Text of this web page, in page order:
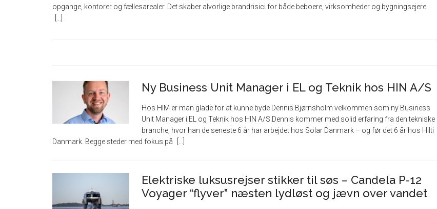
opgange, kontorer og fællesarealer. Det skaber alvorlige brandrisici for både beboere, virksomheder og bygningsejere.
Ny Business Unit Manager i EL og Teknik hos HIN A/S
Hos HIM er man glade for at kunne byde Dennis Bjørnsholm velkommen som ny Business
Unit Manager i EL og Teknik hos HIN A/S.Dennis kommer med solid erfaring fra den tekniske
branche, hvor han de seneste 6 år har arbejdet hos Solar Danmark – og før det 6 år hos Hilti
Danmark. Begge steder med fokus på
Elektriske luksusrejser stikker til søs – Candela P-12
Voyager “flyver” næsten lydløst og jævn over vandet